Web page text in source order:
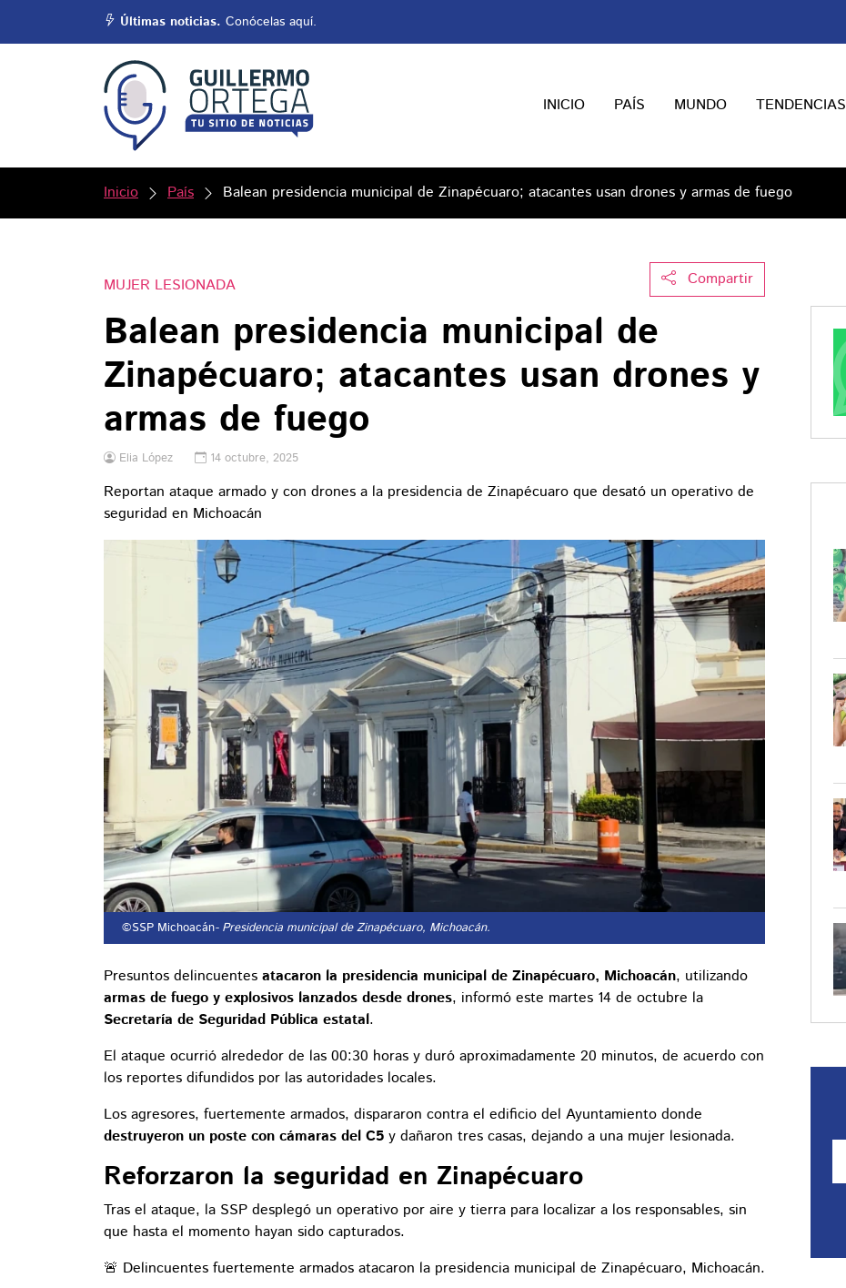
Últimas noticias. Conócelas aquí.
INICIO PAÍS MUNDO TENDENCIAS
Inicio País Balean presidencia municipal de Zinapécuaro; atacantes usan drones y armas de fuego
Compartir
MUJER LESIONADA
Balean presidencia municipal de
Zinapécuaro; atacantes usan drones y
armas de fuego
Elia López 14 octubre, 2025
Reportan ataque armado y con drones a la presidencia de Zinapécuaro que desató un operativo de
seguridad en Michoacán
©SSP Michoacán- Presidencia municipal de Zinapécuaro, Michoacán.
Presuntos delincuentes atacaron la presidencia municipal de Zinapécuaro, Michoacán, utilizando
armas de fuego y explosivos lanzados desde drones, informó este martes 14 de octubre la
Secretaría de Seguridad Pública estatal.
El ataque ocurrió alrededor de las 00:30 horas y duró aproximadamente 20 minutos, de acuerdo con
los reportes difundidos por las autoridades locales.
Los agresores, fuertemente armados, dispararon contra el edificio del Ayuntamiento donde
destruyeron un poste con cámaras del C5 y dañaron tres casas, dejando a una mujer lesionada.
Reforzaron la seguridad en Zinapécuaro
Tras el ataque, la SSP desplegó un operativo por aire y tierra para localizar a los responsables, sin
que hasta el momento hayan sido capturados.
🚨 Delincuentes fuertemente armados atacaron la presidencia municipal de Zinapécuaro, Michoacán.